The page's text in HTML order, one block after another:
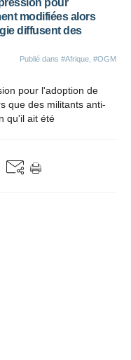
pour
modifiées alors
diffusent des
Publié dans #Afrique #OGM
pour l'adoption de
que des militants anti-
qu'il ait été